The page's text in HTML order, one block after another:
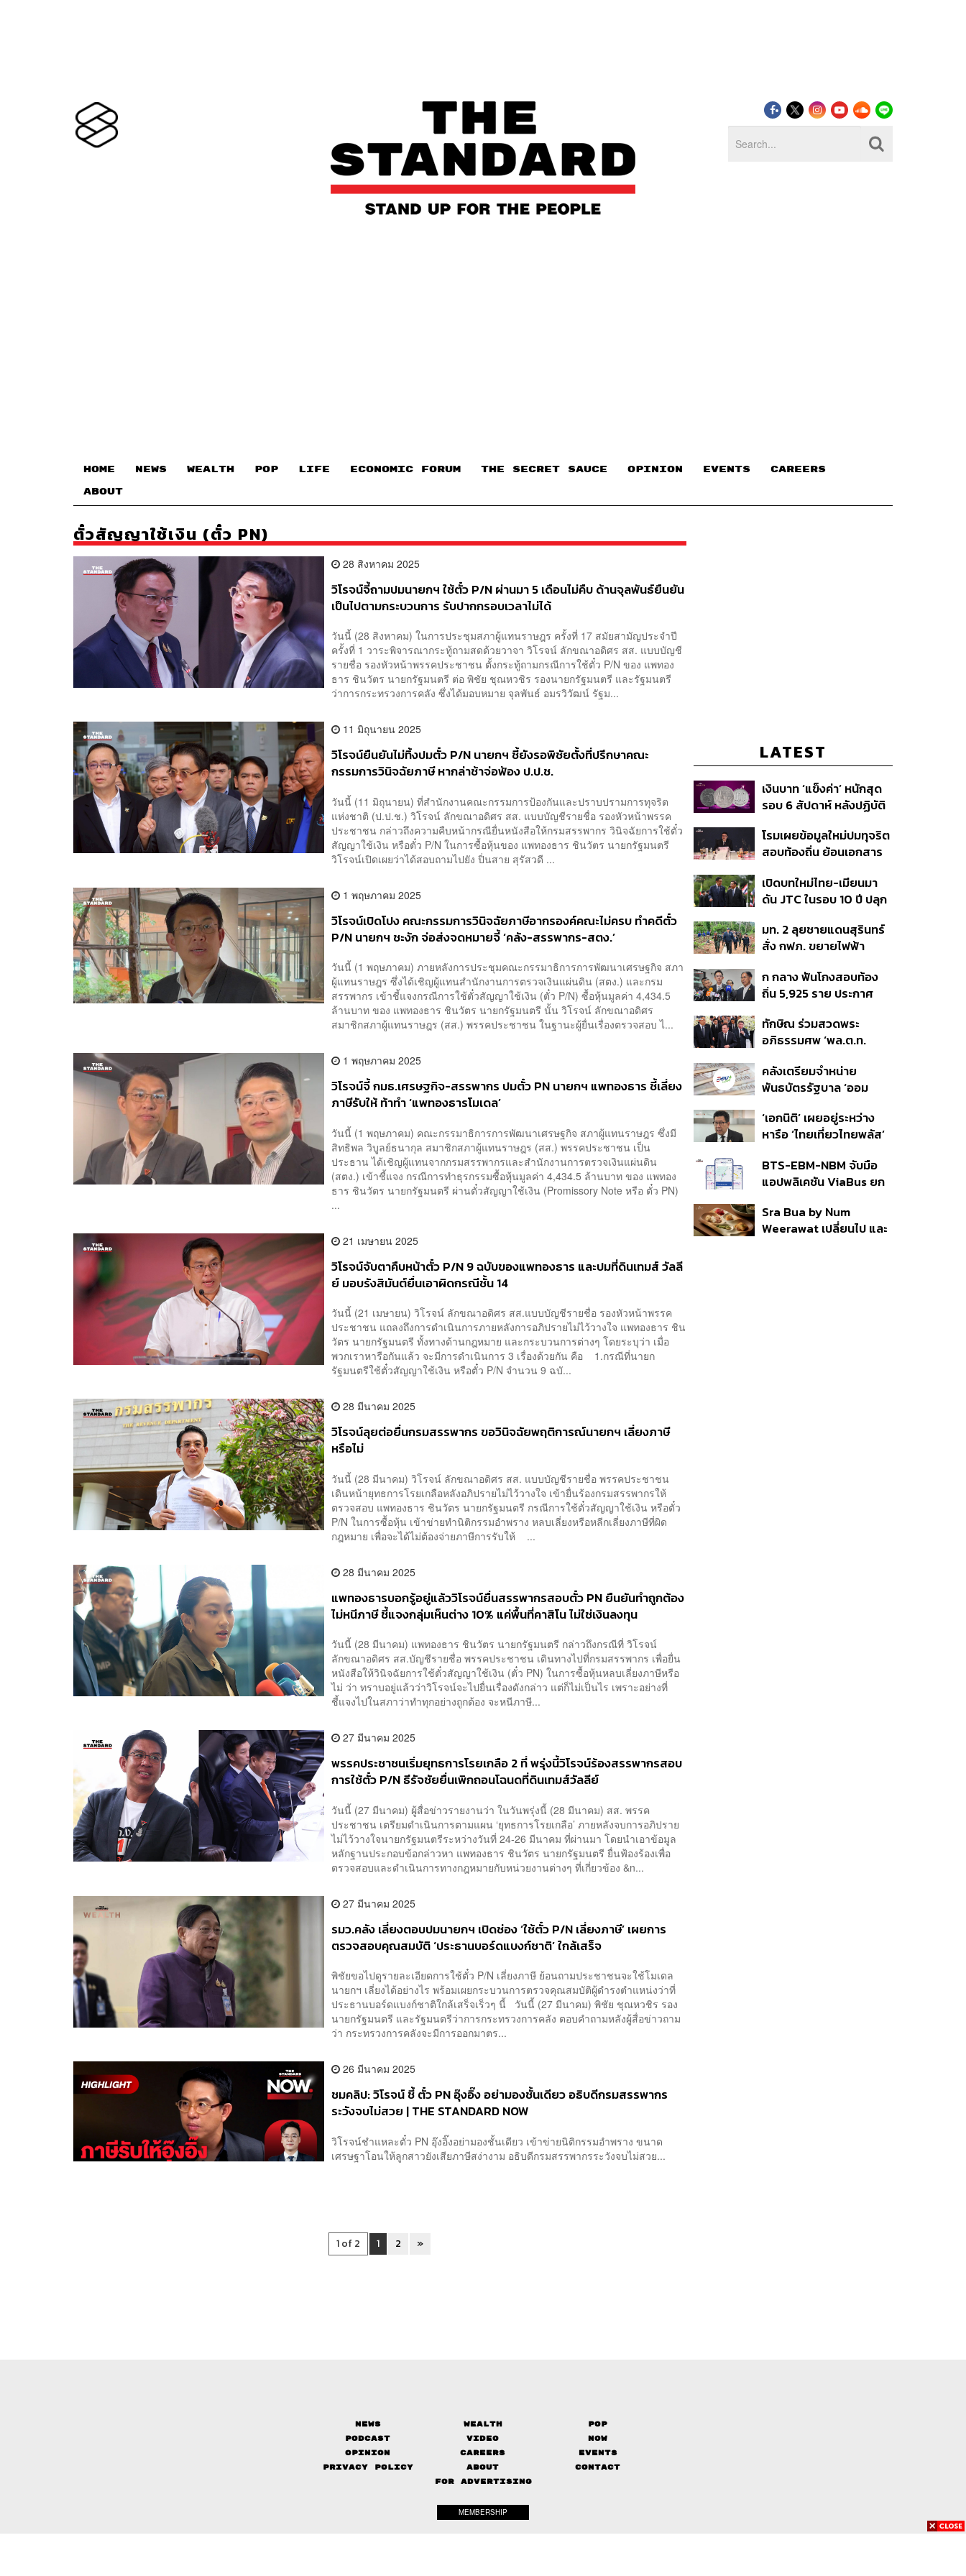
HOME NEWS WEALTH POP LIFE ECONOMIC FORUM THE SECRET SAUCE​ OPINION EVENTS CAREERS
ABOUT
ตั๋วสัญญาใช้เงิน (ตั๋ว PN)
28 สิงหาคม 2025
วิโรจน์จี้ถามปมนายกฯ ใช้ตั๋ว P/N ผ่านมา 5 เดือนไม่คืบ ด้านจุลพันธ์ยืนยัน
เป็นไปตามกระบวนการ รับปากกรอบเวลาไม่ได้
วันนี้ (28 สิงหาคม) ในการประชุมสภาผู้แทนราษฎร ครั้งที่ 17 สมัยสามัญประจำปี
ครั้งที่ 1 วาระพิจารณากระทู้ถามสดด้วยวาจา วิโรจน์ ลักขณาอดิศร สส. แบบบัญชี
รายชื่อ รองหัวหน้าพรรคประชาชน ตั้งกระทู้ถามกรณีการใช้ตั๋ว P/N ของ แพทอง
ธาร ชินวัตร นายกรัฐมนตรี ต่อ พิชัย ชุณหวชิร รองนายกรัฐมนตรี และรัฐมนตรี
ว่าการกระทรวงการคลัง ซึ่งได้มอบหมาย จุลพันธ์ อมรวิวัฒน์ รัฐม...
11 มิถุนายน 2025
วิโรจน์ยืนยันไม่ทิ้งปมตั๋ว P/N นายกฯ ชี้ยังรอพิชัยตั้งที่ปรึกษาคณะ
กรรมการวินิจฉัยภาษี หากล่าช้าจ่อฟ้อง ป.ป.ช.
วันนี้ (11 มิถุนายน) ที่สำนักงานคณะกรรมการป้องกันและปราบปรามการทุจริต
แห่งชาติ (ป.ป.ช.) วิโรจน์ ลักขณาอดิศร สส. แบบบัญชีรายชื่อ รองหัวหน้าพรรค
ประชาชน กล่าวถึงความคืบหน้ากรณียื่นหนังสือให้กรมสรรพากร วินิจฉัยการใช้ตั๋ว
สัญญาใช้เงิน หรือตั๋ว P/N ในการซื้อหุ้นของ แพทองธาร ชินวัตร นายกรัฐมนตรี
วิโรจน์เปิดเผยว่าได้สอบถามไปยัง ปิ่นสาย สุรัสวดี ...
1 พฤษภาคม 2025
วิโรจน์เปิดโปง คณะกรรมการวินิจฉัยภาษีอากรองค์คณะไม่ครบ ทำคดีตั๋ว
P/N นายกฯ ชะงัก จ่อส่งจดหมายจี้ ‘คลัง-สรรพากร-สตง.’
วันนี้ (1 พฤษภาคม) ภายหลังการประชุมคณะกรรมาธิการการพัฒนาเศรษฐกิจ สภา
ผู้แทนราษฎร ซึ่งได้เชิญผู้แทนสำนักงานการตรวจเงินแผ่นดิน (สตง.) และกรม
สรรพากร เข้าชี้แจงกรณีการใช้ตั๋วสัญญาใช้เงิน (ตั๋ว P/N) ซื้อหุ้นมูลค่า 4,434.5
ล้านบาท ของ แพทองธาร ชินวัตร นายกรัฐมนตรี นั้น วิโรจน์ ลักขณาอดิศร
สมาชิกสภาผู้แทนราษฎร (สส.) พรรคประชาชน ในฐานะผู้ยื่นเรื่องตรวจสอบ ไ...
1 พฤษภาคม 2025
วิโรจน์จี้ กมธ.เศรษฐกิจ-สรรพากร ปมตั๋ว PN นายกฯ แพทองธาร ชี้เลี่ยง
ภาษีรับให้ ท้าทำ ‘แพทองธารโมเดล’
วันนี้ (1 พฤษภาคม) คณะกรรมาธิการการพัฒนาเศรษฐกิจ สภาผู้แทนราษฎร ซึ่งมี
สิทธิพล วิบูลย์ธนากุล สมาชิกสภาผู้แทนราษฎร (สส.) พรรคประชาชน เป็น
ประธาน ได้เชิญผู้แทนจากกรมสรรพากรและสำนักงานการตรวจเงินแผ่นดิน
(สตง.) เข้าชี้แจง กรณีการทำธุรกรรมซื้อหุ้นมูลค่า 4,434.5 ล้านบาท ของ แพทอง
ธาร ชินวัตร นายกรัฐมนตรี ผ่านตั๋วสัญญาใช้เงิน (Promissory Note หรือ ตั๋ว PN)
...
21 เมษายน 2025
วิโรจน์จับตาคืบหน้าตั๋ว P/N 9 ฉบับของแพทองธาร และปมที่ดินเทมส์ วัลลี
ย์ มอบรังสิมันต์ยื่นเอาผิดกรณีชั้น 14
วันนี้ (21 เมษายน) วิโรจน์ ลักขณาอดิศร สส.แบบบัญชีรายชื่อ รองหัวหน้าพรรค
ประชาชน แถลงถึงการดำเนินการภายหลังการอภิปรายไม่ไว้วางใจ แพทองธาร ชิน
วัตร นายกรัฐมนตรี ทั้งทางด้านกฎหมาย และกระบวนการต่างๆ โดยระบุว่า เมื่อ
พวกเราหารือกันแล้ว จะมีการดำเนินการ 3 เรื่องด้วยกัน คือ 1.กรณีที่นายก
รัฐมนตรีใช้ตั๋วสัญญาใช้เงิน หรือตั๋ว P/N จำนวน 9 ฉบั...
28 มีนาคม 2025
วิโรจน์ลุยต่อยื่นกรมสรรพากร ขอวินิจฉัยพฤติการณ์นายกฯ เลี่ยงภาษี
หรือไม่
วันนี้ (28 มีนาคม) วิโรจน์ ลักขณาอดิศร สส. แบบบัญชีรายชื่อ พรรคประชาชน
เดินหน้ายุทธการโรยเกลือหลังอภิปรายไม่ไว้วางใจ เข้ายื่นร้องกรมสรรพากรให้
ตรวจสอบ แพทองธาร ชินวัตร นายกรัฐมนตรี กรณีการใช้ตั๋วสัญญาใช้เงิน หรือตั๋ว
P/N ในการซื้อหุ้น เข้าข่ายทำนิติกรรมอำพราง หลบเลี่ยงหรือหลีกเลี่ยงภาษีที่ผิด
กฎหมาย เพื่อจะได้ไม่ต้องจ่ายภาษีการรับให้ ...
28 มีนาคม 2025
แพทองธารบอกรู้อยู่แล้ววิโรจน์ยื่นสรรพากรสอบตั๋ว PN ยืนยันทำถูกต้อง
ไม่หนีภาษี ชี้แจงกลุ่มเห็นต่าง 10% แค่พื้นที่คาสิโน ไม่ใช่เงินลงทุน
วันนี้ (28 มีนาคม) แพทองธาร ชินวัตร นายกรัฐมนตรี กล่าวถึงกรณีที่ วิโรจน์
ลักขณาอดิศร สส.บัญชีรายชื่อ พรรคประชาชน เดินทางไปที่กรมสรรพากร เพื่อยื่น
หนังสือให้วินิจฉัยการใช้ตั๋วสัญญาใช้เงิน (ตั๋ว PN) ในการซื้อหุ้นหลบเลี่ยงภาษีหรือ
ไม่ ว่า ทราบอยู่แล้วว่าวิโรจน์จะไปยื่นเรื่องดังกล่าว แต่ก็ไม่เป็นไร เพราะอย่างที่
ชี้แจงไปในสภาว่าทำทุกอย่างถูกต้อง จะหนีภาษี...
27 มีนาคม 2025
พรรคประชาชนเริ่มยุทธการโรยเกลือ 2 ที่ พรุ่งนี้วิโรจน์ร้องสรรพากรสอบ
การใช้ตั๋ว P/N ธีรัจชัยยื่นเพิกถอนโฉนดที่ดินเทมส์วัลลีย์
วันนี้ (27 มีนาคม) ผู้สื่อข่าวรายงานว่า ในวันพรุ่งนี้ (28 มีนาคม) สส. พรรค
ประชาชน เตรียมดำเนินการตามแผน ‘ยุทธการโรยเกลือ’ ภายหลังจบการอภิปราย
ไม่ไว้วางใจนายกรัฐมนตรีระหว่างวันที่ 24-26 มีนาคม ที่ผ่านมา โดยนำเอาข้อมูล
หลักฐานประกอบข้อกล่าวหา แพทองธาร ชินวัตร นายกรัฐมนตรี ยื่นฟ้องร้องเพื่อ
ตรวจสอบและดำเนินการทางกฎหมายกับหน่วยงานต่างๆ ที่เกี่ยวข้อง &n...
27 มีนาคม 2025
รมว.คลัง เลี่ยงตอบปมนายกฯ เปิดช่อง ‘ใช้ตั๋ว​ P/N เลี่ยงภาษี​’ เผยการ
ตรวจสอบคุณสมบัติ ‘ประธานบอร์ดแบงก์ชาติ’ ใกล้เสร็จ
พิชัย​ขอไปดูรายละเอียด​การใช้ตั๋ว​ P/N เลี่ยงภาษี​ ย้อนถามประชาชนจะใช้โมเดล
นายกฯ เลี่ยงได้อย่างไร​ พร้อมเผย​กระบวนการตรวจคุณสมบัติผู้ดำรงตำแหน่งว่าที่
ประธานบอร์ดแบงก์ชาติใกล้เสร็จเร็วๆ นี้ วันนี้ (27 มีนาคม) พิชัย​ ชุณหวชิร​ รอง​
นายกรัฐมนตรี และ​รัฐมนตรี​ว่าการ​กระทรวง​การคลัง​ ตอบคำถามหลังผู้สื่อข่าวถาม
ว่า กระทรวงการคลังจะมีการออกมาตร...
26 มีนาคม 2025
ชมคลิป: วิโรจน์ ชี้ ตั๋ว PN อุ๊งอิ๊ง อย่ามองชั้นเดียว อธิบดีกรมสรรพากร
ระวังจบไม่สวย | THE STANDARD NOW
วิโรจน์ชำแหละตั๋ว PN อุ๊งอิ๊งอย่ามองชั้นเดียว เข้าข่ายนิติกรรมอำพราง ขนาด
เศรษฐาโอนให้ลูกสาวยังเสียภาษีสง่างาม อธิบดีกรมสรรพากรระวังจบไม่สวย...
1 of 2 1 2 »
LATEST
เงินบาท ‘แข็งค่า’ หนักสุด
รอบ 6 สัปดาห์ หลังปฏิบัติ
สหรัฐฯ-ญี่ปุ่น Standard
Chartered เปิดเป้าสิ้นปีนี้
ต่อดอลลาร์
โรมเผยข้อมูลใหม่ปมทุจริต
สอบท้องถิ่น ย้อนเอกสาร
อนุทิน จ่อสอบต่อเอี่ยว
ตัดตอน ม.บูรพา หรือไม่
เปิดบทใหม่ไทย-เมียนมา
ดัน JTC ในรอบ 10 ปี ปลุก
ชายแดน ท่าเรือน้ำลึก
ทวาย
มท. 2 ลุยชายแดนสุรินทร์
สั่ง กฟภ. ขยายไฟฟ้า
350’ เสริมความมั่นคง
ชายแดน
ก กลาง ฟันโกงสอบท้อง
ถิ่น 5,925 ราย ประกาศ
ราย รอ ป.ป.ช. ขีดเส้นแล้ว
เสร็จ 31 ส.ค.
ทักษิณ ร่วมสวดพระ
อภิธรรมศพ ‘พล.ต.ท.
สิน’ สิริอายุ 103 ปี แกนนำ
เพื่อไทย-บุคคลหลาก
คลังเตรียมจำหน่าย
พันธบัตรรัฐบาล ‘ออม
ก.ย.นี้ อาจเพิ่มสัดส่วนการ
ขายแบบ Small Lot First
‘เอกนิติ’ เผยอยู่ระหว่าง
หารือ ‘ไทยเที่ยวไทยพลัส’
แสนล้าน มั่นใจงบต่อ ‘ไทย
ช่วยไทย พลัส’ เฟส 2 มี
BTS-EBM-NBM จับมือ
แอปพลิเคชัน ViaBus ยก
รถไฟฟ้า 3 สายแบบเรียล
ไทม์
Sra Bua by Num
Weerawat เปลี่ยนไป และ
News Wealth
Pop
Podcast
Video
Now
Opinion
Careers
Events
Privacy Policy
About
Contact
FOR ADVERTISING
MEMBERSHIP